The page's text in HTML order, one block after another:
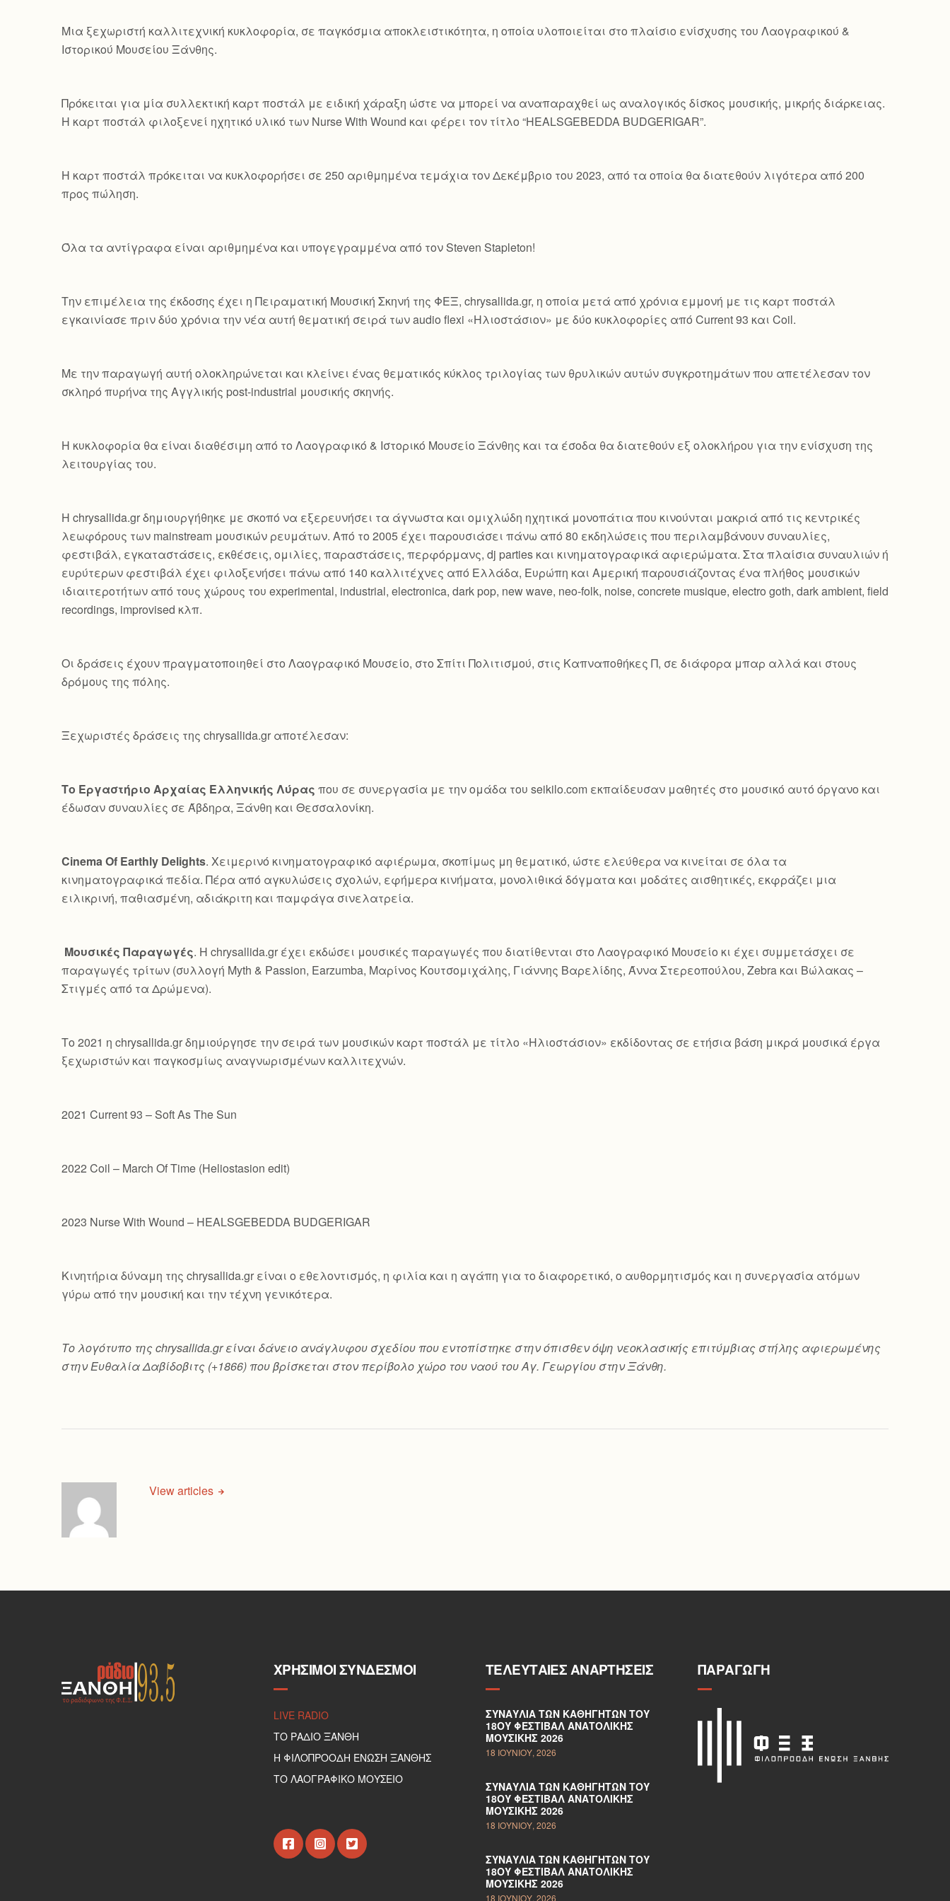
Mια ξεχωριστή καλλιτεχνική κυκλοφορία, σε παγκόσμια αποκλειστικότητα, η οποία υλοποιείται στο πλαίσιο ενίσχυσης του Λαογραφικού &
Ιστορικού Μουσείου Ξάνθης.
Πρόκειται για μία συλλεκτική καρτ ποστάλ με ειδική χάραξη ώστε να μπορεί να αναπαραχθεί ως αναλογικός δίσκος μουσικής, μικρής διάρκειας.
Η καρτ ποστάλ φιλοξενεί ηχητικό υλικό των Nurse With Wound και φέρει τον τίτλο “HEALSGEBEDDA BUDGERIGAR”.
Η καρτ ποστάλ πρόκειται να κυκλοφορήσει σε 250 αριθμημένα τεμάχια τον Δεκέμβριο του 2023, από τα οποία θα διατεθούν λιγότερα από 200
προς πώληση.
Όλα τα αντίγραφα είναι αριθμημένα και υπογεγραμμένα από τον Steven Stapleton!
Την επιμέλεια της έκδοσης έχει η Πειραματική Μουσική Σκηνή της ΦΕΞ, chrysallida.gr, η οποία μετά από χρόνια εμμονή με τις καρτ ποστάλ
εγκαινίασε πριν δύο χρόνια την νέα αυτή θεματική σειρά των audio flexi «Ηλιοστάσιον» με δύο κυκλοφορίες από Current 93 και Coil.
Με την παραγωγή αυτή ολοκληρώνεται και κλείνει ένας θεματικός κύκλος τριλογίας των θρυλικών αυτών συγκροτημάτων που απετέλεσαν τον
σκληρό πυρήνα της Αγγλικής post-industrial μουσικής σκηνής.
Η κυκλοφορία θα είναι διαθέσιμη από το Λαογραφικό & Ιστορικό Μουσείο Ξάνθης και τα έσοδα θα διατεθούν εξ ολοκλήρου για την ενίσχυση της
λειτουργίας του.
Η chrysallida.gr δημιουργήθηκε με σκοπό να εξερευνήσει τα άγνωστα και ομιχλώδη ηχητικά μονοπάτια που κινούνται μακριά από τις κεντρικές
λεωφόρους των mainstream μουσικών ρευμάτων. Από το 2005 έχει παρουσιάσει πάνω από 80 εκδηλώσεις που περιλαμβάνουν συναυλίες,
φεστιβάλ, εγκαταστάσεις, εκθέσεις, ομιλίες, παραστάσεις, περφόρμανς, dj parties και κινηματογραφικά αφιερώματα. Στα πλαίσια συναυλιών ή
ευρύτερων φεστιβάλ έχει φιλοξενήσει πάνω από 140 καλλιτέχνες από Ελλάδα, Ευρώπη και Αμερική παρουσιάζοντας ένα πλήθος μουσικών
ιδιαιτεροτήτων από τους χώρους του experimental, industrial, electronica, dark pop, new wave, neo-folk, noise, concrete musique, electro goth, dark ambient, field
recordings, improvised κλπ.
Οι δράσεις έχουν πραγματοποιηθεί στο Λαογραφικό Μουσείο, στο Σπίτι Πολιτισμού, στις Καπναποθήκες Π, σε διάφορα μπαρ αλλά και στους
δρόμους της πόλης.
Ξεχωριστές δράσεις της chrysallida.gr αποτέλεσαν:
Το Εργαστήριο Αρχαίας Ελληνικής Λύρας που σε συνεργασία με την ομάδα του seikilo.com εκπαίδευσαν μαθητές στο μουσικό αυτό όργανο και
έδωσαν συναυλίες σε Άβδηρα, Ξάνθη και Θεσσαλονίκη.
Cinema Of Earthly Delights. Χειμερινό κινηματογραφικό αφιέρωμα, σκοπίμως μη θεματικό, ώστε ελεύθερα να κινείται σε όλα τα
κινηματογραφικά πεδία. Πέρα από αγκυλώσεις σχολών, εφήμερα κινήματα, μονολιθικά δόγματα και μοδάτες αισθητικές, εκφράζει μια
ειλικρινή, παθιασμένη, αδιάκριτη και παμφάγα σινελατρεία.
Μουσικές Παραγωγές. Η chrysallida.gr έχει εκδώσει μουσικές παραγωγές που διατίθενται στο Λαογραφικό Μουσείο κι έχει συμμετάσχει σε
παραγωγές τρίτων (συλλογή Myth & Passion, Earzumba, Μαρίνος Κουτσομιχάλης, Γιάννης Βαρελίδης, Άννα Στερεοπούλου, Zebra και Βώλακας –
Στιγμές από τα Δρώμενα).
Το 2021 η chrysallida.gr δημιούργησε την σειρά των μουσικών καρτ ποστάλ με τίτλο «Ηλιοστάσιον» εκδίδοντας σε ετήσια βάση μικρά μουσικά έργα
ξεχωριστών και παγκοσμίως αναγνωρισμένων καλλιτεχνών.
2021 Current 93 – Soft As The Sun
2022 Coil – March Of Time (Heliostasion edit)
2023 Nurse With Wound – HEALSGEBEDDA BUDGERIGAR
Κινητήρια δύναμη της chrysallida.gr είναι ο εθελοντισμός, η φιλία και η αγάπη για το διαφορετικό, ο αυθορμητισμός και η συνεργασία ατόμων
γύρω από την μουσική και την τέχνη γενικότερα.
Το λογότυπο της chrysallida.gr είναι δάνειο ανάγλυφου σχεδίου που εντοπίστηκε στην όπισθεν όψη νεοκλασικής επιτύμβιας στήλης αφιερωμένης
στην Ευθαλία Δαβίδοβιτς (+1866) που βρίσκεται στον περίβολο χώρο του ναού του Αγ. Γεωργίου στην Ξάνθη.
View articles
ΧΡΉΣΙΜΟΙ ΣΎΝΔΕΣΜΟΙ
LIVE RADIO
ΤΟ ΡΑΔΙΟ ΞΑΝΘΗ
Η ΦΙΛΟΠΡΟΟΔΗ ΕΝΩΣΗ ΞΑΝΘΗΣ
ΤΟ ΛΑΟΓΡΑΦΙΚΟ ΜΟΥΣΕΙΟ
ΤΕΛΕΥΤΑΊΕΣ ΑΝΑΡΤΉΣΕΙΣ
ΣΥΝΑΥΛΊΑ ΤΩΝ ΚΑΘΗΓΗΤΏΝ ΤΟΥ
18ΟΥ ΦΕΣΤΙΒΆΛ ΑΝΑΤΟΛΙΚΉΣ
ΜΟΥΣΙΚΉΣ 2026
18 ΙΟΥΝΊΟΥ, 2026
ΣΥΝΑΥΛΊΑ ΤΩΝ ΚΑΘΗΓΗΤΏΝ ΤΟΥ
18ΟΥ ΦΕΣΤΙΒΆΛ ΑΝΑΤΟΛΙΚΉΣ
ΜΟΥΣΙΚΉΣ 2026
18 ΙΟΥΝΊΟΥ, 2026
ΣΥΝΑΥΛΊΑ ΤΩΝ ΚΑΘΗΓΗΤΏΝ ΤΟΥ
18ΟΥ ΦΕΣΤΙΒΆΛ ΑΝΑΤΟΛΙΚΉΣ
ΜΟΥΣΙΚΉΣ 2026
18 ΙΟΥΝΊΟΥ, 2026
ΠΑΡΑΓΩΓΉ